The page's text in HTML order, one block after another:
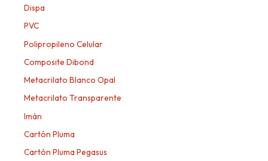
Dispa
PVC
Polipropileno Celular
Composite Dibond
Metacrilato Blanco Opal
Metacrilato Transparente
Imán
Cartón Pluma
Cartón Pluma Pegasus